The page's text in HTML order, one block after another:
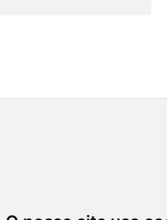
SemDerivações 4.0